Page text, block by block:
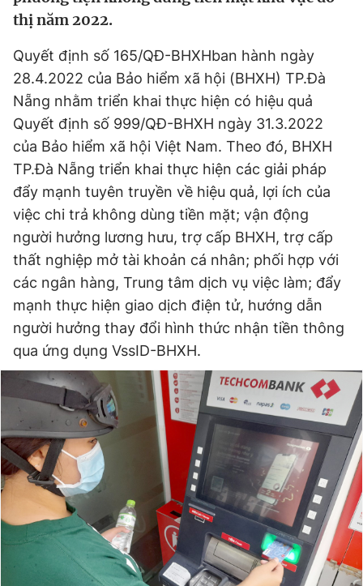
Tiện ích
Thông tin tòa soạn Liên hệ quảng cáo
Đọc Thanh Niên trên điện thoại
Theo dõi báo trên
Hotline
0906 645 777
Liên hệ quảng cáo
0908 780 404
Đặt báo Quảng cáo RSS Tòa soạn Chính sách bảo
Tổng biên tập: Nguyễn Ngọc Toàn
Phó tổng biên tập thường trực: Hải Thành
Phó tổng biên tập: Lâm Hiếu Dũng
Phó tổng biên tập: Trần Việt Hưng
Tổng thư ký tòa soạn: Đức Trung
Giấy phép xuất bản số 110/GP - BTTTT cấp ngày 24.3.2020
© 2003-2026 Bản quyền thuộc về Báo Thanh Niên. Cấm sao
chép dưới mọi hình thức nếu không có sự chấp thuận bằng văn
bản. Phát triển bởi ePi Technologies, JSC.
thị năm 2022.
Quyết định số 165/QĐ-BHXHban hành ngày
28.4.2022 của Bảo hiểm xã hội (BHXH) TP.Đà
Nẵng nhằm triển khai thực hiện có hiệu quả
Quyết định số 999/QĐ-BHXH ngày 31.3.2022
của Bảo hiểm xã hội Việt Nam. Theo đó, BHXH
TP.Đà Nẵng triển khai thực hiện các giải pháp
đẩy mạnh tuyên truyền về hiệu quả, lợi ích của
việc chi trả không dùng tiền mặt; vận động
người hưởng lương hưu, trợ cấp BHXH, trợ cấp
thất nghiệp mở tài khoản cá nhân; phối hợp với
các ngân hàng, Trung tâm dịch vụ việc làm; đẩy
mạnh thực hiện giao dịch điện tử, hướng dẫn
người hưởng thay đổi hình thức nhận tiền thông
qua ứng dụng VssID-BHXH.